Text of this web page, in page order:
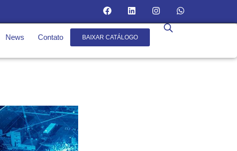
News Contato BAIXAR CATÁLOGO